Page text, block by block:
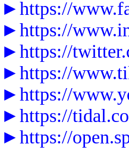
►https://
►https://
►https://
►https://
►https://
►https://
►https://